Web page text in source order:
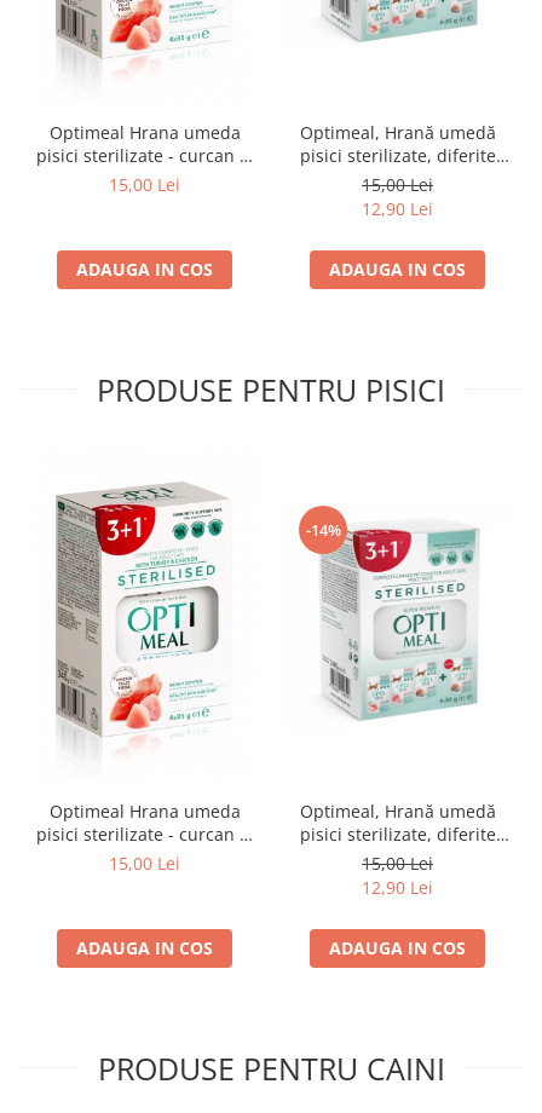
Optimeal Hrana umeda
pisici sterilizate - curcan si
pui in sos, set 3+1,
15,00 Lei
ADAUGA IN COS
Optimeal, Hrană umedă
pisici sterilizate, diferite
arome, (3+1), 0.34kg
15,00 Lei
12,90 Lei
ADAUGA IN COS
PRODUSE PENTRU PISICI
Optimeal Hrana umeda
pisici sterilizate - curcan si
pui in sos, set 3+1,
15,00 Lei
ADAUGA IN COS
-14%
Optimeal, Hrană umedă
pisici sterilizate, diferite
arome, (3+1), 0.34kg
15,00 Lei
12,90 Lei
ADAUGA IN COS
PRODUSE PENTRU CAINI